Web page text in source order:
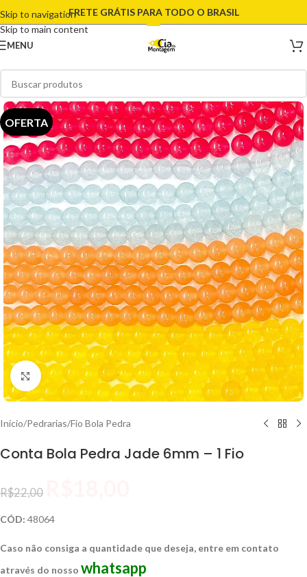
Skip to navigation
Skip to main content
FRETE GRÁTIS PARA TODO O BRASIL
MENU
OFERTA
Clique para ampliar
Início/Pedrarias/Fio Bola Pedra
Conta Bola Pedra Jade 6mm – 1 Fio
R$22,00
CÓD: 48064
Caso não consiga a quantidade que deseja, entre em contato
através do nosso whatsapp